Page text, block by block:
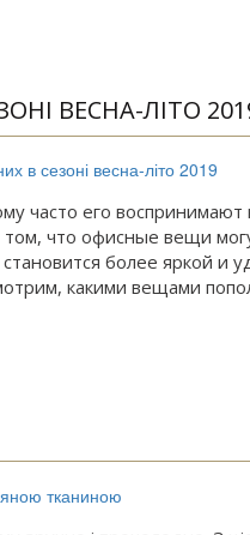
ВЕСНА-ЛІТО
часто его воспринимают
что офисные вещи
более яркой и
какими вещами